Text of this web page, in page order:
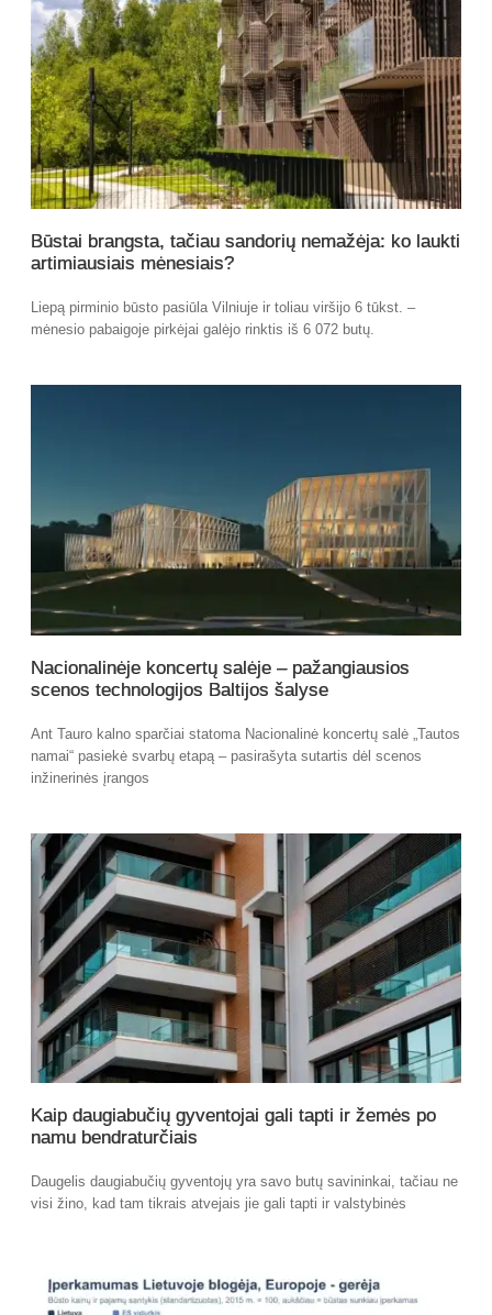
Būstai brangsta, tačiau sandorių nemažėja: ko laukti
artimiausiais mėnesiais?
Liepą pirminio būsto pasiūla Vilniuje ir toliau viršijo 6 tūkst. –
mėnesio pabaigoje pirkėjai galėjo rinktis iš 6 072 butų.
Nacionalinėje koncertų salėje – pažangiausios
scenos technologijos Baltijos šalyse
Ant Tauro kalno sparčiai statoma Nacionalinė koncertų salė „Tautos
namai“ pasiekė svarbų etapą – pasirašyta sutartis dėl scenos
inžinerinės įrangos
Kaip daugiabučių gyventojai gali tapti ir žemės po
namu bendraturčiais
Daugelis daugiabučių gyventojų yra savo butų savininkai, tačiau ne
visi žino, kad tam tikrais atvejais jie gali tapti ir valstybinės